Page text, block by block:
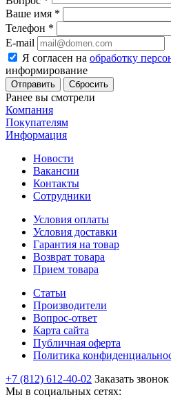
Ваше имя *
Телефон *
E-mail
Я согласен на обработку
информирование
Сбросить
Ранее вы смотрели
Компания
Покупателям
Информация
Новости
Вакансии
Контакты
Сотрудники
Условия оплаты
Условия доставки
Гарантия на товар
Возврат товара
Прием товара
Статьи
Производители
Вопрос-ответ
Карта сайта
Публичная оферта
Политика
+7 (812) 612-40-02 Заказать звонок
Мы в социальных сетях: